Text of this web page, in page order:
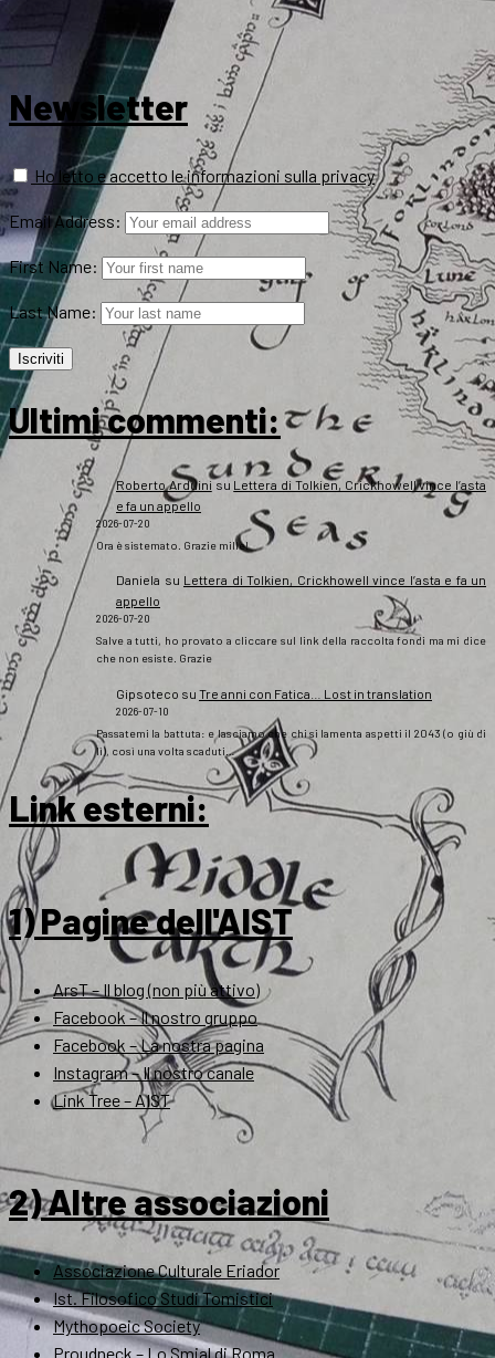
Newsletter
Ho letto e accetto le informazioni sulla privacy
Email Address:
First Name:
Last Name:
Ultimi commenti:
Roberto Arduinisu Lettera di Tolkien, Crickhowell vince l’asta
e fa un appello
2026-07-20
Ora è sistemato. Grazie mille!
Daniela su Lettera di Tolkien, Crickhowell vince l’asta e fa un
appello
2026-07-20
Salve a tutti, ho provato a cliccare sul link della raccolta fondi ma mi dice
che non esiste. Grazie
Gipsoteco su Tre anni con Fatica… Lost in translation
2026-07-10
Passatemi la battuta: e lasciamo che chi si lamenta aspetti il 2043 (o giù di
lì), così una volta scaduti…
Link esterni:
1) Pagine dell'AIST
ArsT – Il blog (non più attivo)
Facebook – Il nostro gruppo
Facebook – La nostra pagina
Instagram – Il nostro canale
Link Tree – AIST
2) Altre associazioni
Associazione Culturale Eriador
Ist. Filosofico Studi Tomistici
Mythopoeic Society
Proudneck – Lo Smial di Roma